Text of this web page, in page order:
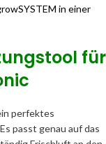
in einer
für
perfektes
passt genau auf das